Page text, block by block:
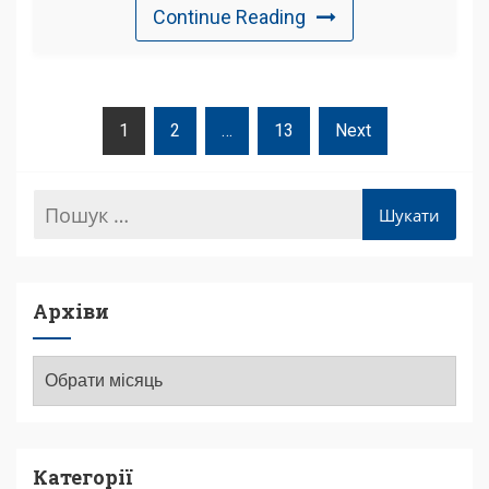
Continue Reading
Пагінація
Записів
1 2 … 13 Next
Архіви
Категорії